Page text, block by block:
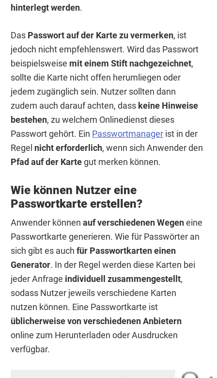
hinterlegt werden.
Das Passwort auf der Karte zu vermerken, ist
jedoch nicht empfehlenswert. Wird das Passwort
beispielsweise mit einem Stift nachgezeichnet,
sollte die Karte nicht offen herumliegen oder
jedem zugänglich sein. Nutzer sollten dann
zudem auch darauf achten, dass keine Hinweise
bestehen, zu welchem Onlinedienst dieses
Passwort gehört. Ein Passwortmanager ist in der
Regel nicht erforderlich, wenn sich Anwender den
Pfad auf der Kartegut merken können.
Wie können Nutzer eine
Passwortkarte erstellen?
Anwender könnenauf verschiedenen Wegeneine
Passwortkarte generieren. Wie für Passwörter an
sich gibt es auchfür Passwortkarten einen
Generator. In der Regel werden diese Karten bei
jeder Anfrage individuell zusammengestellt,
sodass Nutzer jeweils verschiedene Karten
nutzen können. Eine Passwortkarte ist
üblicherweise von verschiedenen Anbietern
online zum Herunterladen oder Ausdrucken
verfügbar.